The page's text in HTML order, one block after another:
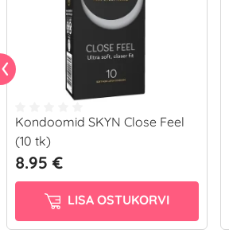
Kondoomid SKYN Close Feel
(10 tk)
8.95 €
LISA OSTUKORVI